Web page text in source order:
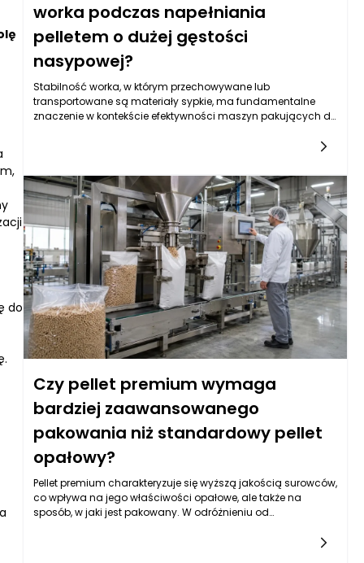
do
worka podczas napełniania
pelletem o dużej gęstości
nasypowej?
Stabilność worka, w którym przechowywane lub
transportowane są materiały sypkie, ma fundamentalne
znaczenie w kontekście efektywności maszyn pakujących do
szybkości pakowania, jakości transportu oraz zużyciu
materiału. Kiedy worek nie jest odpowiednio stabilny, może
dojść do jego deformacji, co z kolei prowadzi do problemów
takich jak przelanie się pelletu czy niemożność prawidłowego
zamknięcia worka. Brak odpowiedniego napełnienia potrafi
wpłynąć na bezpieczeństwo procesu, prowadząc do
uszkodzeń maszyn pakujących, a także marnotrawienia
cennych zasobów. Zrozumienie, dlaczego stabilność worka
jest kluczowa, zaczyna być istotne nie tylko dla producentów
pelletu, ale także dla całego łańcucha dostaw.
Czy pellet premium wymaga
bardziej zaawansowanego
pakowania niż standardowy pellet
opałowy?
Pellet premium charakteryzuje się wyższą jakością surowców,
co wpływa na jego właściwości opałowe, ale także na
sposób, w jaki jest pakowany. W odróżnieniu od